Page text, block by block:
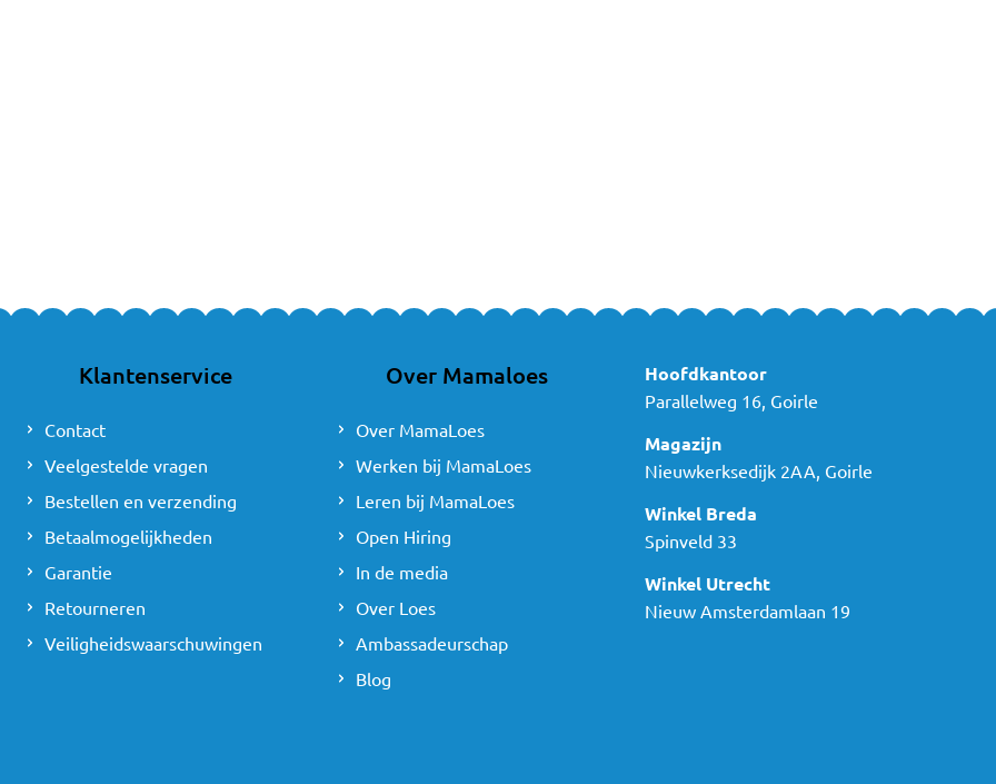
Klantenservice
Contact
Veelgestelde vragen
Bestellen en verzending
Betaalmogelijkheden
Garantie
Retourneren
Veiligheidswaarschuwingen
Over Mamaloes
Over MamaLoes
Werken bij MamaLoes
Leren bij MamaLoes
Open Hiring
In de media
Over Loes
Ambassadeurschap
Blog
Hoofdkantoor
Parallelweg 16, Goirle
Magazijn
Nieuwkerksedijk 2AA, Goirle
Winkel Breda
Spinveld 33
Winkel Utrecht
Nieuw Amsterdamlaan 19